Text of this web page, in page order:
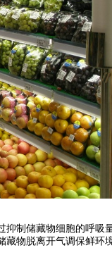
制储藏物细胞的呼
物脱离开气调保鲜